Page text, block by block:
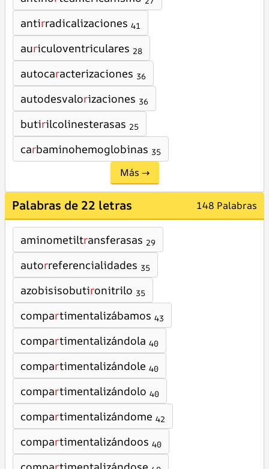
antirradicalizaciones 41
auriculoventriculares 28
autocaracterizaciones 36
autodesvalorizaciones 36
butirilcolinesterasas 25
carbaminohemoglobinas 35
Más →
Palabras de 22 letras 148 Palabras
aminometiltransferasas 29
autorreferencialidades 35
azobisisobutironitrilo 35
compartimentalizábamos 43
compartimentalizándola 40
compartimentalizándole 40
compartimentalizándolo 40
compartimentalizándome 42
compartimentalizándoos 40